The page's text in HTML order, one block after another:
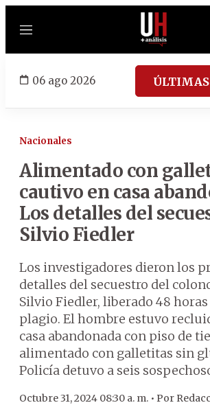
Menú
06 ago 2026
Nacionales
Alimentado con
cautivo en casa
Los detalles del
Silvio Fiedler
Los investigadores dieron los
detalles del secuestro del
Silvio Fiedler, liberado 48
plagio. El hombre estuvo
casa abandonada con piso de
alimentado con galletitas sin
Policía detuvo a seis
Octubre 31, 2024 08:30 a. m. • Por